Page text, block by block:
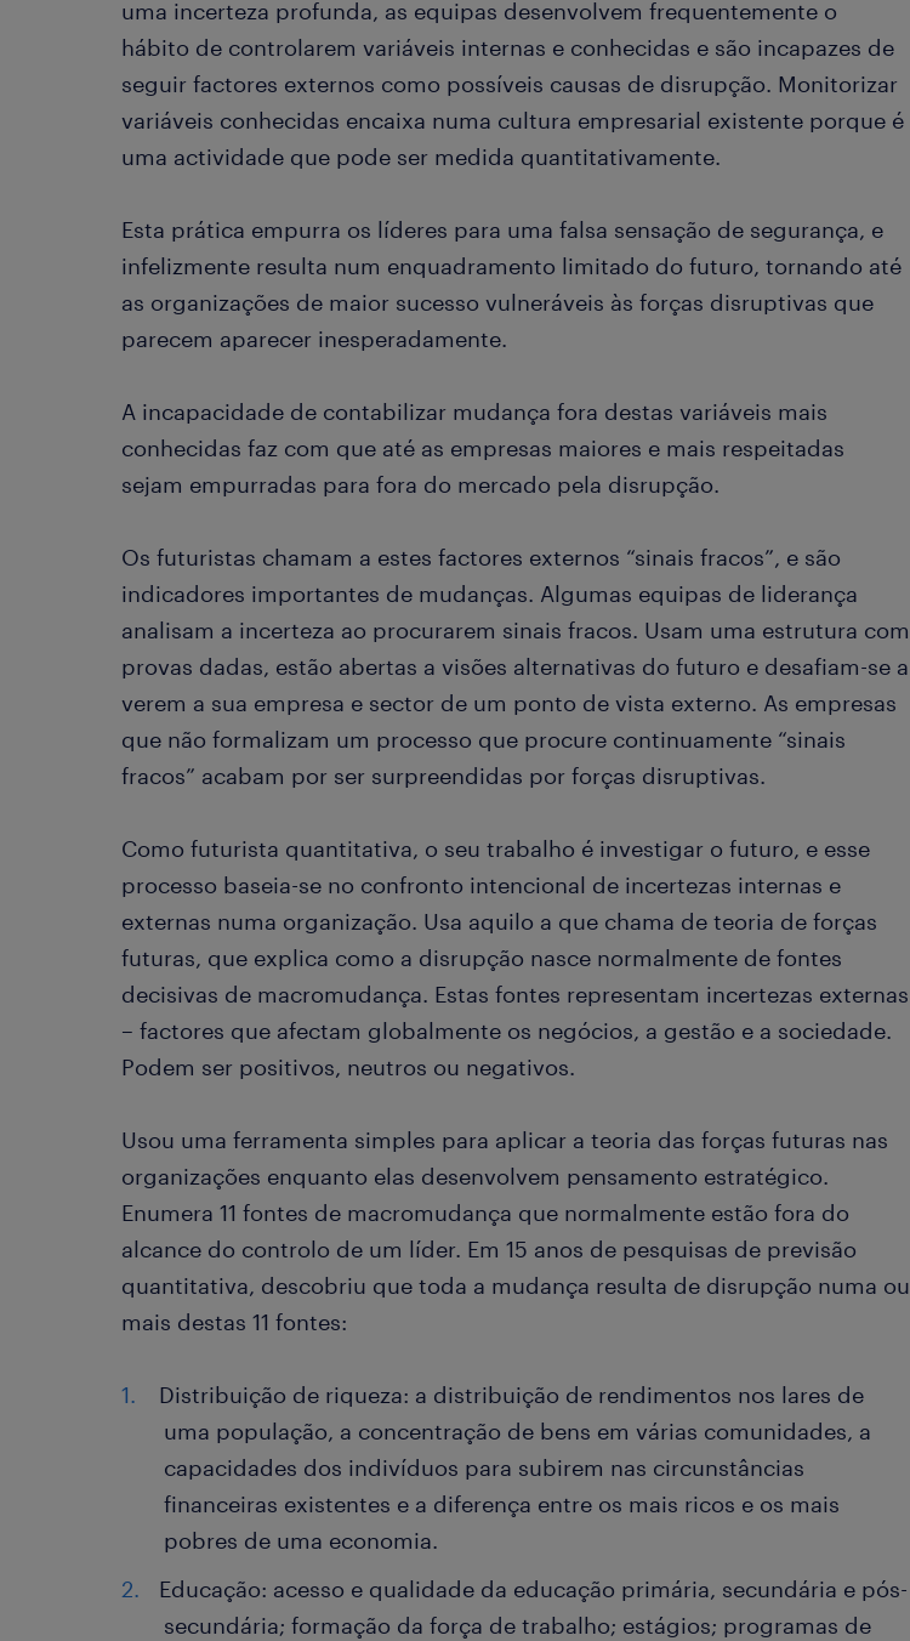
uma incerteza profunda, as equipas desenvolvem frequentemente o
hábito de controlarem variáveis internas e conhecidas e são incapazes de
seguir factores externos como possíveis causas de disrupção. Monitorizar
variáveis conhecidas encaixa numa cultura empresarial existente porque é
uma actividade que pode ser medida quantitativamente.
Esta prática empurra os líderes para uma falsa sensação de segurança, e
infelizmente resulta num enquadramento limitado do futuro, tornando até
as organizações de maior sucesso vulneráveis às forças disruptivas que
parecem aparecer inesperadamente.
A incapacidade de contabilizar mudança fora destas variáveis mais
conhecidas faz com que até as empresas maiores e mais respeitadas
sejam empurradas para fora do mercado pela disrupção.
Os futuristas chamam a estes factores externos “sinais fracos”, e são
indicadores importantes de mudanças. Algumas equipas de liderança
analisam a incerteza ao procurarem sinais fracos. Usam uma estrutura com
provas dadas, estão abertas a visões alternativas do futuro e desafiam-se a
verem a sua empresa e sector de um ponto de vista externo. As empresas
que não formalizam um processo que procure continuamente “sinais
fracos” acabam por ser surpreendidas por forças disruptivas.
Como futurista quantitativa, o seu trabalho é investigar o futuro, e esse
processo baseia-se no confronto intencional de incertezas internas e
externas numa organização. Usa aquilo a que chama de teoria de forças
futuras, que explica como a disrupção nasce normalmente de fontes
decisivas de macromudança. Estas fontes representam incertezas externas
– factores que afectam globalmente os negócios, a gestão e a sociedade.
Podem ser positivos, neutros ou negativos.
Usou uma ferramenta simples para aplicar a teoria das forças futuras nas
organizações enquanto elas desenvolvem pensamento estratégico.
Enumera 11 fontes de macromudança que normalmente estão fora do
alcance do controlo de um líder. Em 15 anos de pesquisas de previsão
quantitativa, descobriu que toda a mudança resulta de disrupção numa ou
mais destas 11 fontes:
Distribuição de riqueza: a distribuição de rendimentos nos lares de
uma população, a concentração de bens em várias comunidades, a
capacidades dos indivíduos para subirem nas circunstâncias
financeiras existentes e a diferença entre os mais ricos e os mais
pobres de uma economia.
Educação: acesso e qualidade da educação primária, secundária e pós-
secundária; formação da força de trabalho; estágios; programas de